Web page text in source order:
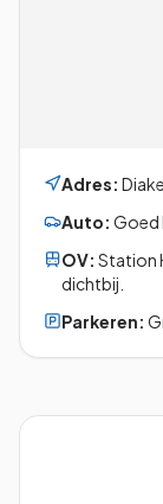
Adres:
Auto: Goed
OV: Station
dichtbij.
Parkeren: